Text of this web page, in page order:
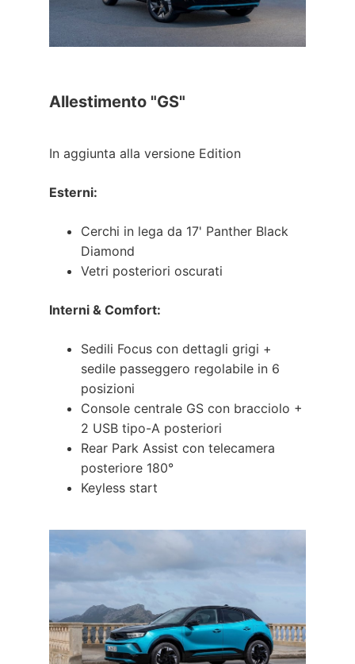
Allestimento "GS"
In aggiunta alla versione Edition
Esterni:
Cerchi in lega da 17' Panther Black
Diamond
Vetri posteriori oscurati
Interni & Comfort:
Sedili Focus con dettagli grigi +
sedile passeggero regolabile in 6
posizioni
Console centrale GS con bracciolo +
2 USB tipo-A posteriori
Rear Park Assist con telecamera
posteriore 180°
Keyless start